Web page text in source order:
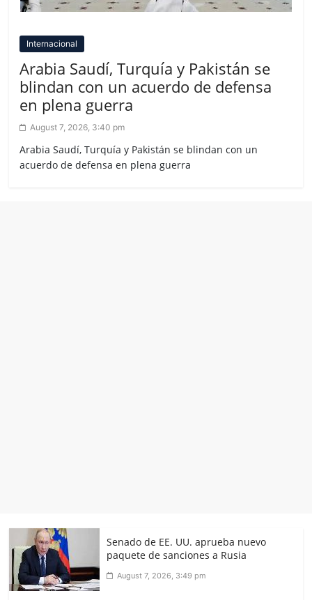
Internacional
Arabia Saudí, Turquía y Pakistán se
blindan con un acuerdo de defensa
en plena guerra
August 7, 2026, 3:40 pm
Arabia Saudí, Turquía y Pakistán se blindan con un
acuerdo de defensa en plena guerra
Senado de EE. UU. aprueba nuevo
paquete de sanciones a Rusia
August 7, 2026, 3:49 pm